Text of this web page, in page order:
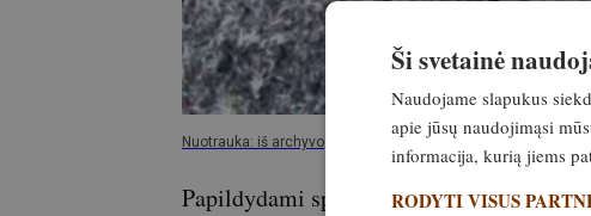
Nuotrauka: iš archyvo
Papildydami specialisto pasakojimą,
Ši svetainė
Naudojame slapukus
apie jūsų naudojimąsi
informacija, kurią jiems
RODYTI VISUS